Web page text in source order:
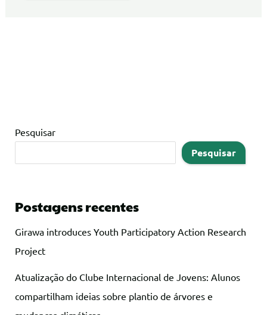
Pesquisar
Pesquisar
Postagens recentes
Girawa introduces Youth Participatory Action Research
Project
Atualização do Clube Internacional de Jovens: Alunos
compartilham ideias sobre plantio de árvores e